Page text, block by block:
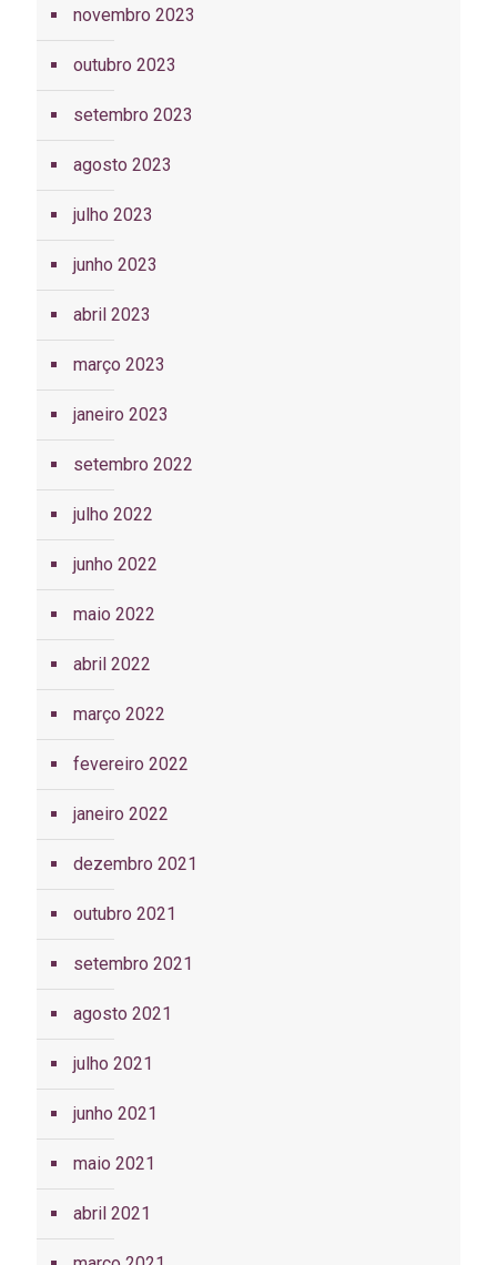
novembro 2023
outubro 2023
setembro 2023
agosto 2023
julho 2023
junho 2023
abril 2023
março 2023
janeiro 2023
setembro 2022
julho 2022
junho 2022
maio 2022
abril 2022
março 2022
fevereiro 2022
janeiro 2022
dezembro 2021
outubro 2021
setembro 2021
agosto 2021
julho 2021
junho 2021
maio 2021
abril 2021